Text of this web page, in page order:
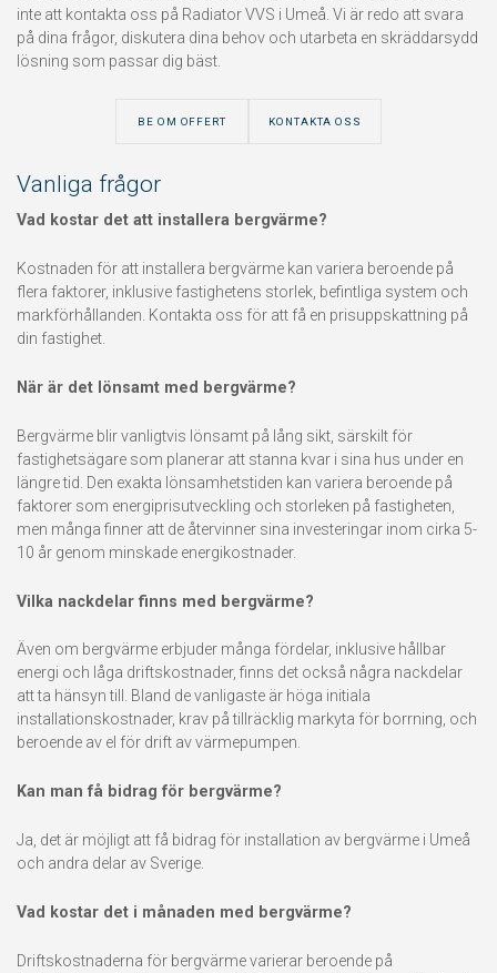
inte att kontakta oss på Radiator VVS i Umeå. Vi är redo att svara
på dina frågor, diskutera dina behov och utarbeta en skräddarsydd
lösning som passar dig bäst.
BE OM OFFERT KONTAKTA OSS
Vanliga frågor
Vad kostar det att installera bergvärme?
Kostnaden för att installera bergvärme kan variera beroende på
flera faktorer, inklusive fastighetens storlek, befintliga system och
markförhållanden. Kontakta oss för att få en prisuppskattning på
din fastighet.
När är det lönsamt med bergvärme?
Bergvärme blir vanligtvis lönsamt på lång sikt, särskilt för
fastighetsägare som planerar att stanna kvar i sina hus under en
längre tid. Den exakta lönsamhetstiden kan variera beroende på
faktorer som energiprisutveckling och storleken på fastigheten,
men många finner att de återvinner sina investeringar inom cirka 5-
10 år genom minskade energikostnader.
Vilka nackdelar finns med bergvärme?
Även om bergvärme erbjuder många fördelar, inklusive hållbar
energi och låga driftskostnader, finns det också några nackdelar
att ta hänsyn till. Bland de vanligaste är höga initiala
installationskostnader, krav på tillräcklig markyta för borrning, och
beroende av el för drift av värmepumpen.
Kan man få bidrag för bergvärme?
Ja, det är möjligt att få bidrag för installation av bergvärme i Umeå
och andra delar av Sverige.
Vad kostar det i månaden med bergvärme?
Driftskostnaderna för bergvärme varierar beroende på